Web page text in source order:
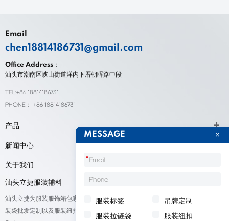
Email
chen18814186731@gmail.com
Office Address：
汕头市潮南区峡山街道洋内下厝朝晖路中段
TEL:+86 18814186731
PHONE： +86 18814186731
产品
新闻中心
关于我们
汕头立捷服装辅料
汕头立捷为服装服饰箱包家纺鞋帽标签等产品厂家提供标签定制、吊牌定做、包
装袋批发定制以及服装纽扣低价批量出售；我们承接来自全球的订单，欢迎采
MESSAGE
*
服装标签 吊牌定制
服装拉链袋 服装纽扣